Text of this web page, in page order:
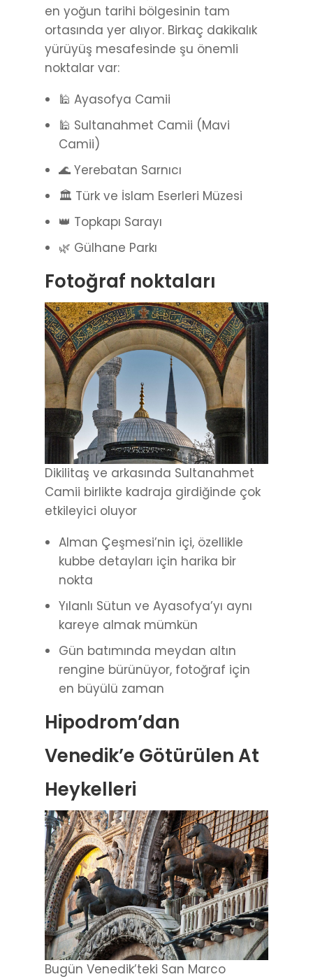
en yoğun tarihi bölgesinin tam
ortasında yer alıyor. Birkaç dakikalık
yürüyüş mesafesinde şu önemli
noktalar var:
🕌 Ayasofya Camii
🕌 Sultanahmet Camii (Mavi
Camii)
🌊 Yerebatan Sarnıcı
🏛️ Türk ve İslam Eserleri Müzesi
👑 Topkapı Sarayı
🌿 Gülhane Parkı
Fotoğraf noktaları
Dikilitaş ve arkasında Sultanahmet
Camii birlikte kadraja girdiğinde çok
etkileyici oluyor
Alman Çeşmesi’nin içi, özellikle
kubbe detayları için harika bir
nokta
Yılanlı Sütun ve Ayasofya’yı aynı
kareye almak mümkün
Gün batımında meydan altın
rengine bürünüyor, fotoğraf için
en büyülü zaman
Hipodrom’dan
Venedik’e Götürülen At
Heykelleri
Bugün Venedik’teki San Marco